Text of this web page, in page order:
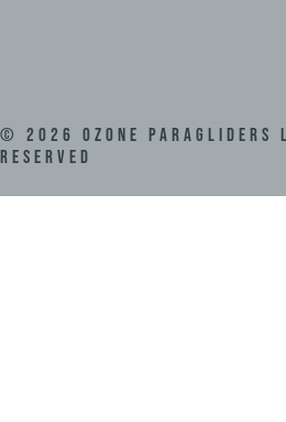
© 2026 Ozone Paragliders
Reserved